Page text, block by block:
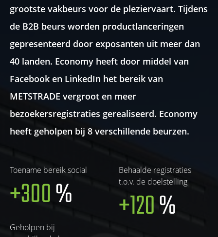
grootste vakbeurs voor de pleziervaart. Tijdens
de B2B beurs worden productlanceringen
gepresenteerd door exposanten uit meer dan
40 landen. Economy heeft door middel van
Facebook en LinkedIn het bereik van
METSTRADE vergroot en meer
bezoekersregistraties gerealiseerd. Economy
heeft geholpen bij 8 verschillende beurzen.
Toename bereik social
+300%
Behaalde registraties
t.o.v. de doelstelling
+120%
Geholpen bij